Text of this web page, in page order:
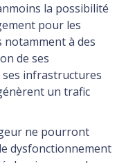
la possibilité
pour les
notamment à des
de ses
infrastructures
un trafic
ne pourront
dysfonctionnement